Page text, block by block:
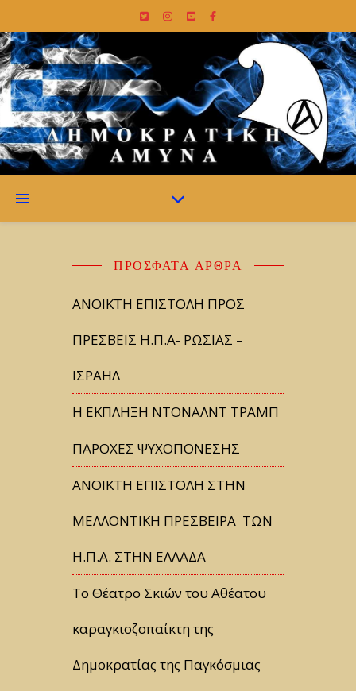
ΠΡΌΣΦΑΤΑ ΆΡΘΡΑ
ΑΝΟΙΚΤΗ ΕΠΙΣΤΟΛΗ ΠΡΟΣ
ΠΡΕΣΒΕΙΣ Η.Π.Α- ΡΩΣΙΑΣ –
ΙΣΡΑΗΛ
Η ΕΚΠΛΗΞΗ ΝΤΟΝΑΛΝΤ ΤΡΑΜΠ
ΠΑΡΟΧΕΣ ΨΥΧΟΠΟΝΕΣΗΣ
ΑΝΟΙΚΤΗ ΕΠΙΣΤΟΛΗ ΣΤΗΝ
ΜΕΛΛΟΝΤΙΚΗ ΠΡΕΣΒΕΙΡΑ ΤΩΝ
Η.Π.Α. ΣΤΗΝ ΕΛΛΑΔΑ
Tο Θέατρο Σκιών του Αθέατου
καραγκιοζοπαίκτη της
Δημοκρατίας της Παγκόσμιας